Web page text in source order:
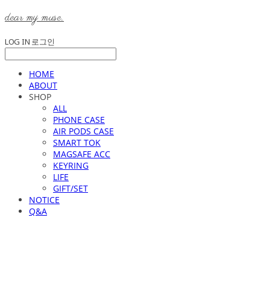
dear my muse.
LOG IN 로그인
HOME
ABOUT
SHOP
ALL
PHONE CASE
AIR PODS CASE
SMART TOK
MAGSAFE ACC
KEYRING
LIFE
GIFT/SET
NOTICE
Q&A